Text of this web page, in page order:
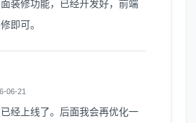
装修功能，已经开发好，前端
即可。
06-21
经上线了。后面我会再优化一